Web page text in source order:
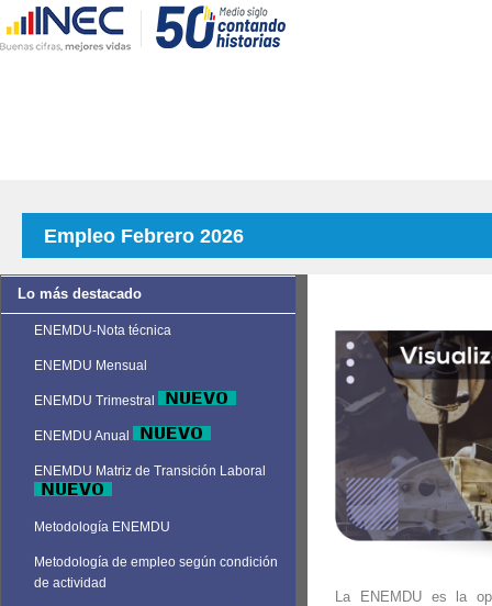
Empleo Febrero 2026
Lo más destacado
ENEMDU-Nota técnica
ENEMDU Mensual
ENEMDU Trimestral
ENEMDU Anual
ENEMDU Matriz de Transición Laboral
Metodología ENEMDU
Metodología de empleo según condición
de actividad
La ENEMDU es la